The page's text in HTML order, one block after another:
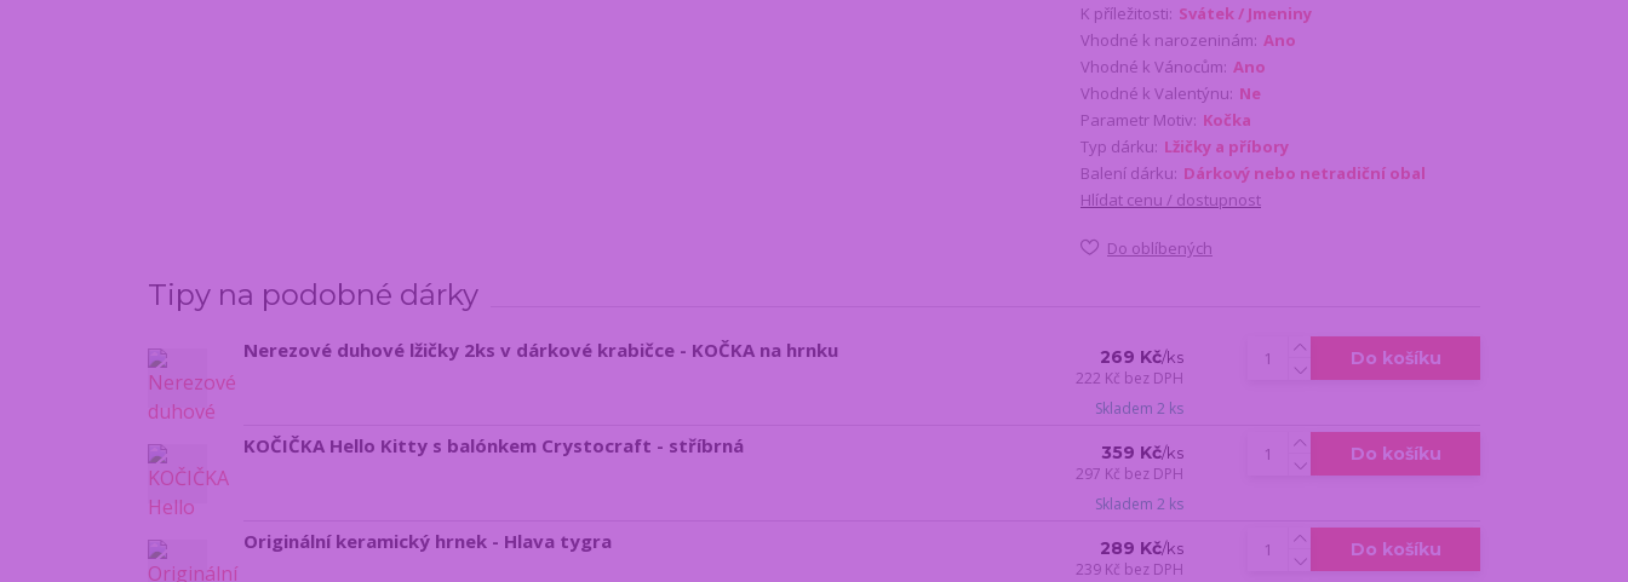
K příležitosti: Svátek / Jmeniny
Vhodné k narozeninám: Ano
Vhodné k Vánocům: Ano
Vhodné k Valentýnu: Ne
Parametr Motiv: Kočka
Typ dárku: Lžičky a příbory
Balení dárku: Dárkový nebo netradiční obal
Hlídat cenu / dostupnost
Do oblíbených
Tipy na podobné dárky
Nerezové duhové lžičky 2ks v dárkové krabičce - KOČKA na hrnku 269 Kč/ks
222 Kč bez DPH
Skladem 2 ks
Do košíku
KOČIČKA Hello Kitty s balónkem Crystocraft - stříbrná 359 Kč/ks
297 Kč bez DPH
Skladem 2 ks
Do košíku
Originální keramický hrnek - Hlava tygra 289 Kč/ks
239 Kč bez DPH
Do košíku